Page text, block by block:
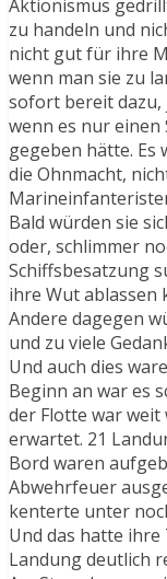
Aktionismus
zu handeln und
nicht gut für ihre
wenn man sie zu
sofort bereit dazu,
wenn es nur einen
gegeben hätte. Es
die Ohnmacht,
Bald würden sie
oder, schlimmer
Schiffsbesatzung
ihre Wut ablassen
Andere dagegen
und zu viele
Und auch dies
Beginn an war es
der Flotte war
erwartet. 21
Bord waren
Abwehrfeuer
kenterte unter
Und das hatte
Landung deutlich